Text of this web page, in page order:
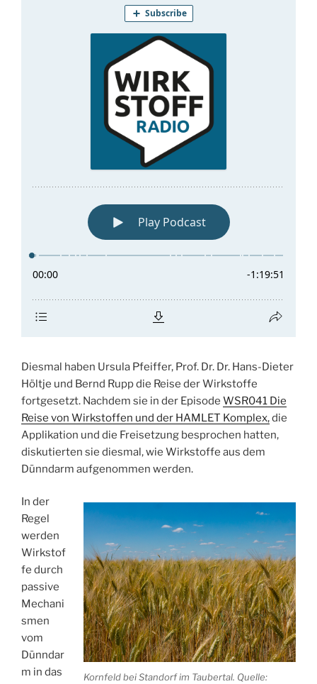
Diesmal haben Ursula Pfeiffer, Prof. Dr. Dr. Hans-Dieter
Höltje und Bernd Rupp die Reise der Wirkstoffe
fortgesetzt. Nachdem sie in der Episode WSR041 Die
Reise von Wirkstoffen und der HAMLET Komplex,die
Applikation und die Freisetzung besprochen hatten,
diskutierten sie diesmal, wie Wirkstoffe aus dem
Dünndarm aufgenommen werden.
Kornfeld bei Standorf im Taubertal. Quelle:
In der
Regel
werden
Wirkstof
fe durch
passive
Mechani
smen
vom
Dünndar
m in das